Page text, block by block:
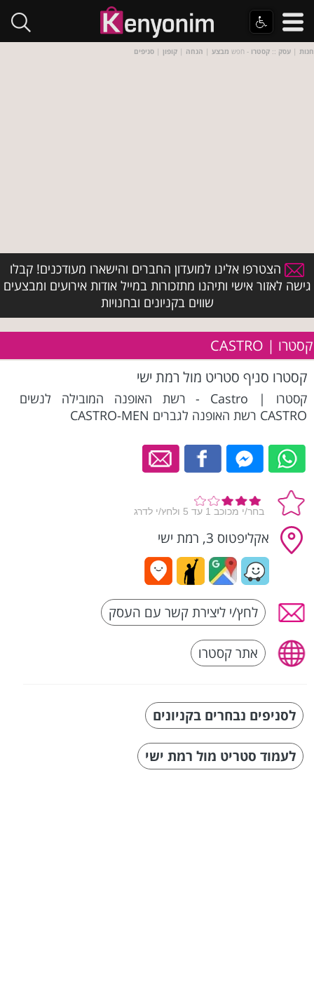
חנות | עסק :: קסטרו - חפש מבצע | הנחה | קופון | סניפים
הצטרפו אלינו למועדון החברים והישארו מעודכנים! קבלו
גישה לאזור אישי ותיהנו מתזכורות במייל אודות אירועים ומבצעים
שווים בקניונים ובחנויות
קסטרו | CASTRO
קסטרו סניף סטריט מול רמת ישי
קסטרו | Castro - רשת האופנה המובילה לנשים
CASTRO רשת האופנה לגברים CASTRO-MEN
אקליפטוס 3, רמת ישי
לחץ/י ליצירת קשר עם העסק
אתר קסטרו
לסניפים נבחרים בקניונים
לעמוד סטריט מול רמת ישי